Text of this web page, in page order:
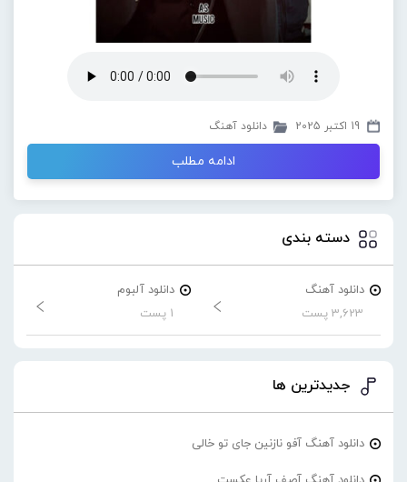
19 اکتبر 2025 دانلود آهنگ
ادامه مطلب
دسته بندی
دانلود آهنگ
3,623 پست
دانلود آلبوم
1 پست
جدیدترین ها
دانلود آهنگ آفو نازنین جای تو خالی